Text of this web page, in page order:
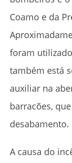
Coamo e da
foram
também está
auxiliar na
barracões,
desabamento.
A causa do